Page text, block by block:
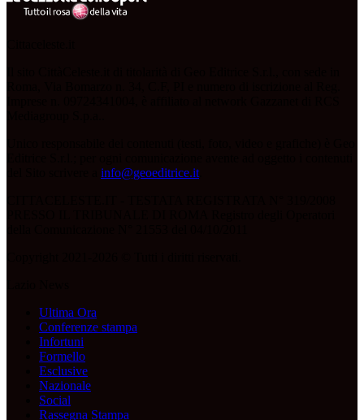
info@geoeditrice.it
Ultima Ora
Conferenze stampa
Infortuni
Formello
Esclusive
Nazionale
Social
Rassegna Stampa